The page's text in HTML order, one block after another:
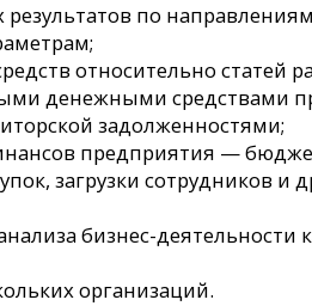
по
относительно статей
денежными средствами
задолженностями;
предприятия —
загрузки сотрудников и
бизнес-деятельности
организаций.